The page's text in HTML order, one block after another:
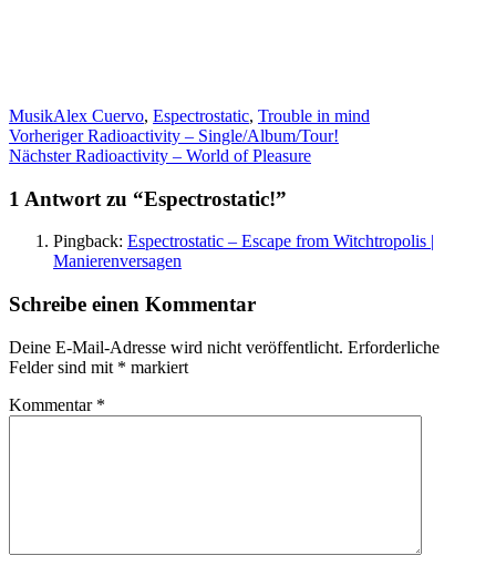
Kategorien
MusikSchlagwörter
Alex Cuervo, Espectrostatic, Trouble in mind
Beitragsnavigation
VorherigerVorheriger
Beitrag:
Radioactivity – Single/Album/Tour!
NächsterNächster
Radioactivity – World of Pleasure
1 Antwort zu “Espectrostatic!”
Pingback: Espectrostatic – Escape from Witchtropolis |
Manierenversagen
Schreibe einen Kommentar
Deine E-Mail-Adresse wird nicht veröffentlicht. Erforderliche
Felder sind mit * markiert
Kommentar *